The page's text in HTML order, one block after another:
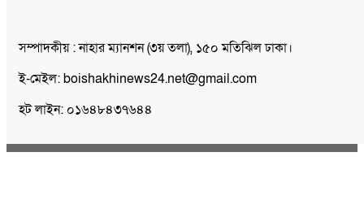
সম্পাদকীয় : নাহার ম্যানশন (৩য় তলা), ১৫০ মতিঝিল ঢাকা।
ই-মেইল: boishakhinews24.net@gmail.com
হট লাইন: ০১৬৪৮৪৩৭৬৪৪